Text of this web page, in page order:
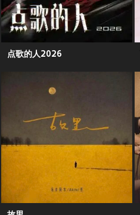
点歌的人2026